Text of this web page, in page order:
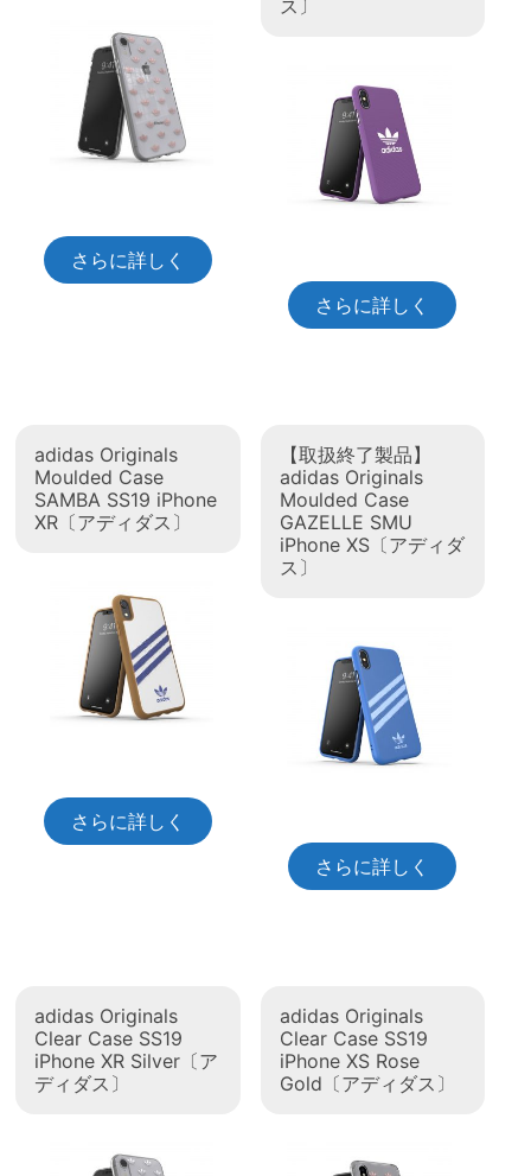
さらに詳しく
ス〕
さらに詳しく
adidas Originals
Moulded Case
SAMBA SS19 iPhone
XR〔アディダス〕
さらに詳しく
【取扱終了製品】
adidas Originals
Moulded Case
GAZELLE SMU
iPhone XS〔アディダ
ス〕
さらに詳しく
adidas Originals
Clear Case SS19
iPhone XR Silver〔ア
ディダス〕
adidas Originals
Clear Case SS19
iPhone XS Rose
Gold〔アディダス〕